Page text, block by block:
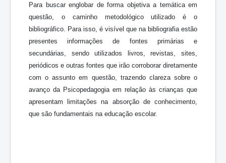
Para buscar englobar de forma objetiva a temática em
questão, o caminho metodológico utilizado é o
bibliográfico. Para isso, é visível que na bibliografia estão
presentes informações de fontes primárias e
secundárias, sendo utilizados livros, revistas, sites,
periódicos e outras fontes que irão corroborar diretamente
com o assunto em questão, trazendo clareza sobre o
avanço da Psicopedagogia em relação às crianças que
apresentam limitações na absorção de conhecimento,
que são fundamentais na educação escolar.